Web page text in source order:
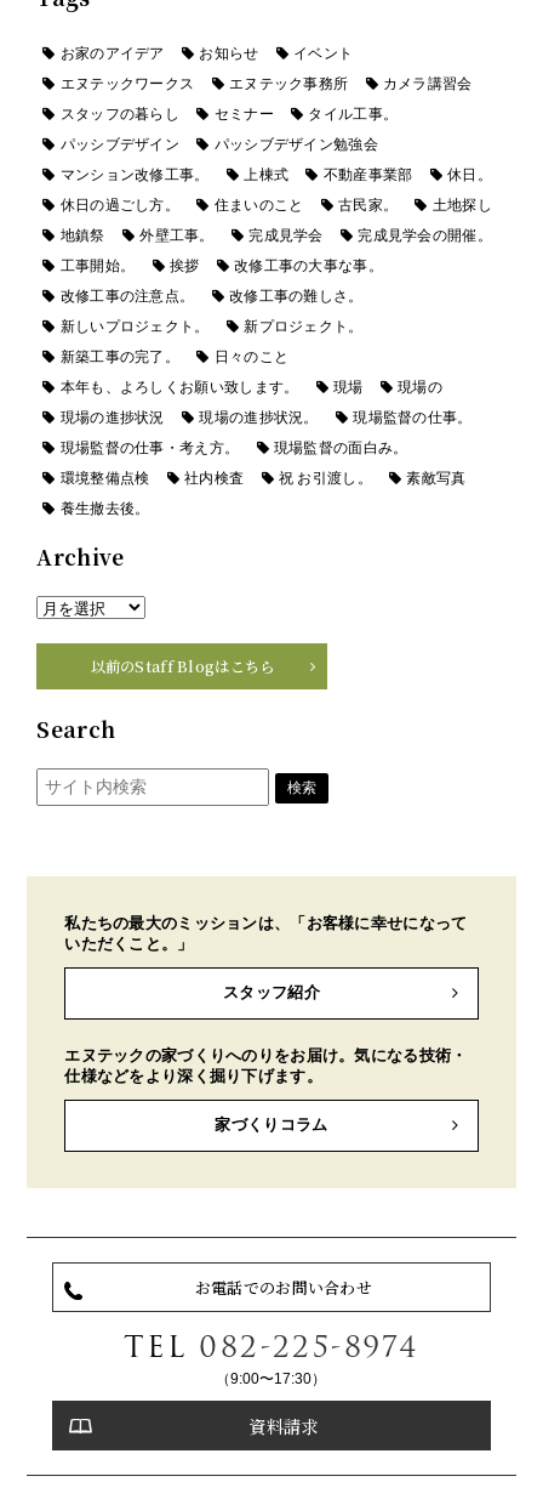
お家のアイデア お知らせ
イベント
エヌテックワークス
エヌテック事務所
カメラ講習会
スタッフの暮らし
セミナー
タイル工事。
パッシブデザイン
パッシブデザイン勉強会
マンション改修工事。
上棟式 不動産事業部
休日。
休日の過ごし方。
住まいのこと 古民家。
土地探し
地鎮祭
外壁工事。 完成見学会
完成見学会の開催。
工事開始。
挨拶
改修工事の大事な事。
改修工事の注意点。
改修工事の難しさ。
新しいプロジェクト。
新プロジェクト。
新築工事の完了。
日々のこと
本年も、よろしくお願い致します。
現場
現場の
現場の進捗状況
現場の進捗状況。
現場監督の仕事。
現場監督の仕事・考え方。
現場監督の面白み。
環境整備点検
社内検査 祝 お引渡し。
素敵写真
養生撤去後。
Archive
以前のStaff Blogはこちら
Search
私たちの最大のミッションは、「お客様に幸せになって
いただくこと。」
スタッフ紹介
エヌテックの家づくりへのりをお届け。気になる技術・
仕様などをより深く掘り下げます。
家づくりコラム
お電話でのお問い合わせ
TEL 082-225-8974
（9:00〜17:30）
資料請求